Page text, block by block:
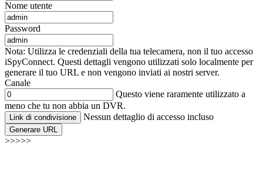
Nome utente
Password
Nota: Utilizza le credenziali della tua telecamera, non il tuo accesso
iSpyConnect. Questi dettagli vengono utilizzati solo localmente per
generare il tuo URL e non vengono inviati ai nostri server.
Canale
Questo viene raramente utilizzato a
meno che tu non abbia un DVR.
Link di condivisione Nessun dettaglio di accesso incluso
Generare URL
>>>>>